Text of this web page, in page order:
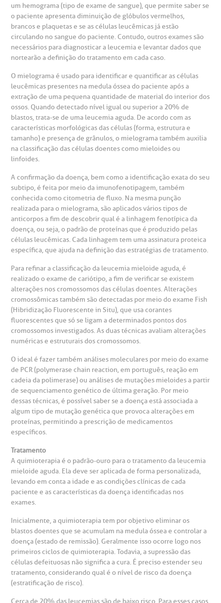
Endereço:
R. Martiniano de Carvalho, 965
CEP: 01323-001 | Bela Vista
São Paulo - SP
Clínica Medicina da Mulher
Saiba mais
Endereço:
R. Colômbia, 332
CEP: 01438-000 | Jardim Paulista
São Paulo - SP
a BP
Conosco
de Benchmarking
de Bioética
Centro de Doenças Autoimunes
atendimento
Cirurgia
frequentes
de Sangue
de órgãos
de cuidado
e perdidos
um hemograma (tipo de exame de sangue), que permite saber se
o paciente apresenta diminuição de glóbulos vermelhos,
brancos e plaquetas e se as células leucêmicas já estão
circulando no sangue do paciente. Contudo, outros exames são
necessários para diagnosticar a leucemia e levantar dados que
nortearão a definição do tratamento em cada caso.
O mielograma é usado para identificar e quantificar as células
leucêmicas presentes na medula óssea do paciente após a
extração de uma pequena quantidade de material do interior dos
ossos. Quando detectado nível igual ou superior a 20% de
blastos, trata-se de uma leucemia aguda. De acordo com as
características morfológicas das células (forma, estrutura e
tamanho) e presença de grânulos, o mielograma também auxilia
na classificação das células doentes como mieloides ou
linfoides.
A confirmação da doença, bem como a identificação exata do seu
subtipo, é feita por meio da imunofenotipagem, também
conhecida como citometria de fluxo. Na mesma punção
realizada para o mielograma, são aplicados vários tipos de
anticorpos a fim de descobrir qual é a linhagem fenotípica da
doença, ou seja, o padrão de proteínas que é produzido pelas
células leucêmicas. Cada linhagem tem uma assinatura proteica
específica, que ajuda na definição das estratégias de tratamento.
Para refinar a classificação da leucemia mieloide aguda, é
realizado o exame de cariótipo, a fim de verificar se existem
alterações nos cromossomos das células doentes. Alterações
cromossômicas também são detectadas por meio do exame Fish
(Hibridização Fluorescente in Situ), que usa corantes
fluorescentes que só se ligam a determinados pontos dos
cromossomos investigados. As duas técnicas avaliam alterações
numéricas e estruturais dos cromossomos.
O ideal é fazer também análises moleculares por meio do exame
de PCR (polymerase chain reaction, em português, reação em
cadeia da polimerase) ou análises de mutações mieloides a partir
de sequenciamento genético de última geração. Por meio
dessas técnicas, é possível saber se a doença está associada a
algum tipo de mutação genética que provoca alterações em
proteínas, permitindo a prescrição de medicamentos
específicos.
Tratamento
A quimioterapia é o padrão-ouro para o tratamento da leucemia
mieloide aguda. Ela deve ser aplicada de forma personalizada,
levando em conta a idade e as condições clínicas de cada
paciente e as características da doença identificadas nos
exames.
Inicialmente, a quimioterapia tem por objetivo eliminar os
blastos doentes que se acumulam na medula óssea e controlar a
doença (estado de remissão). Geralmente isso ocorre logo nos
primeiros ciclos de quimioterapia. Todavia, a supressão das
células defeituosas não significa a cura. É preciso estender seu
tratamento, considerando qual é o nível de risco da doença
(estratificação de risco).
Cerca de 20% das leucemias são de baixo risco. Para esses casos,